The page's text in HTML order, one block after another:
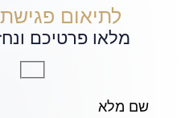
לתיאום פגישת
מלאו פרטיכם